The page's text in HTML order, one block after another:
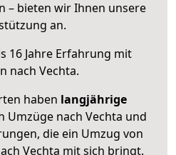
– bieten wir Ihnen unsere
an.
16 Jahre Erfahrung mit
nach Vechta.
haben langjährige
Umzüge nach Vechta und
die ein Umzug von
Vechta mit sich bringt.